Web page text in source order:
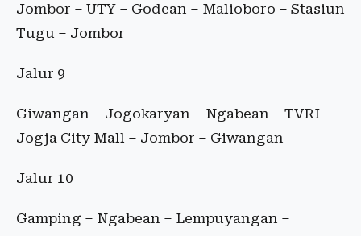
Jombor – UTY – Godean – Malioboro – Stasiun
Tugu – Jombor
Jalur 9
Giwangan – Jogokaryan – Ngabean – TVRI –
Jogja City Mall – Jombor – Giwangan
Jalur 10
Gamping – Ngabean – Lempuyangan –